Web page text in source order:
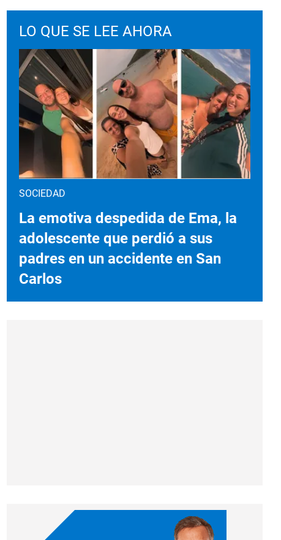
LO QUE SE LEE AHORA
SOCIEDAD
La emotiva despedida de Ema, la
adolescente que perdió a sus
padres en un accidente en San
Carlos